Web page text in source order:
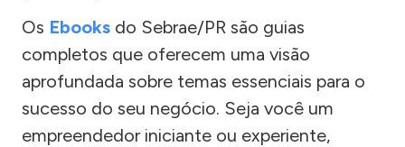
Os Ebooks do Sebrae/PR são guias
completos que oferecem uma visão
aprofundada sobre temas essenciais para o
sucesso do seu negócio. Seja você um
empreendedor iniciante ou experiente,